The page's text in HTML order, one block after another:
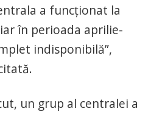
a funcţionat la
în perioada aprilie-
indisponibilă”,
un grup al centralei a